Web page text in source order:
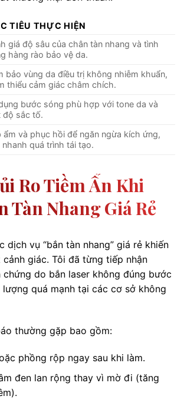
TIÊU THỰC HIỆN
giá độ sâu của chân tàn nhang và tình
hàng rào bảo vệ da.
bảo vùng da điều trị không nhiễm khuẩn,
thiểu cảm giác châm chích.
bước sóng phù hợp với tone da và
độ sắc tố.
ẩm và phục hồi để ngăn ngừa kích ứng,
nhanh quá trình tái tạo.
Ro Tiềm Ẩn Khi
Tàn Nhang Giá Rẻ
dịch vụ “bắn tàn nhang” giá rẻ khiến
cảnh giác. Tôi đã từng tiếp nhận
do bắn laser không đúng bước
lượng quá mạnh tại các cơ sở không
thường gặp bao gồm:
phồng rộp ngay sau khi làm.
đen lan rộng thay vì mờ đi (tăng